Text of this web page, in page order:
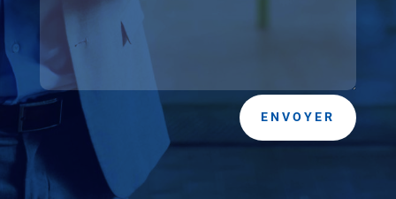
ENVOYER